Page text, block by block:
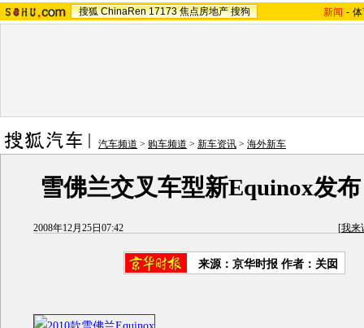
搜狐 ChinaRen 17173 焦点房地产 搜狗 新闻 -
汽车频道 > 购车频道 > 新车资讯 > 海外新车
雪佛兰交叉车型新Equinox发
2008年12月25日07:42 [我来
来源： 京华时报 作者：关囡